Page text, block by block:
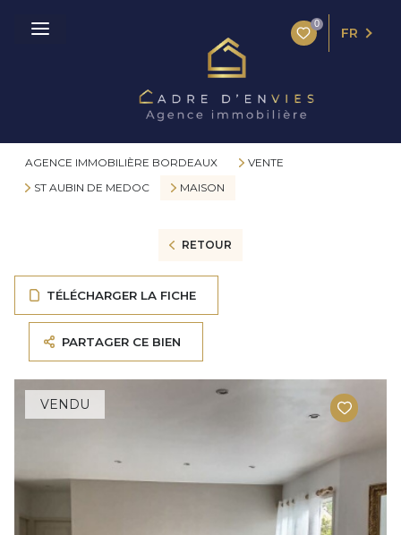
0
FR
AGENCE IMMOBILIÈRE BORDEAUX
VENTE
ST AUBIN DE MEDOC
MAISON
RETOUR
TÉLÉCHARGER LA FICHE
PARTAGER CE BIEN
VENDU